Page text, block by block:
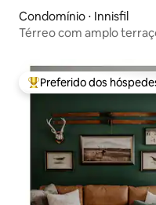
Condomínio ⋅ Innisfil
Térreo com amplo
Entre os melhores
Preferido dos